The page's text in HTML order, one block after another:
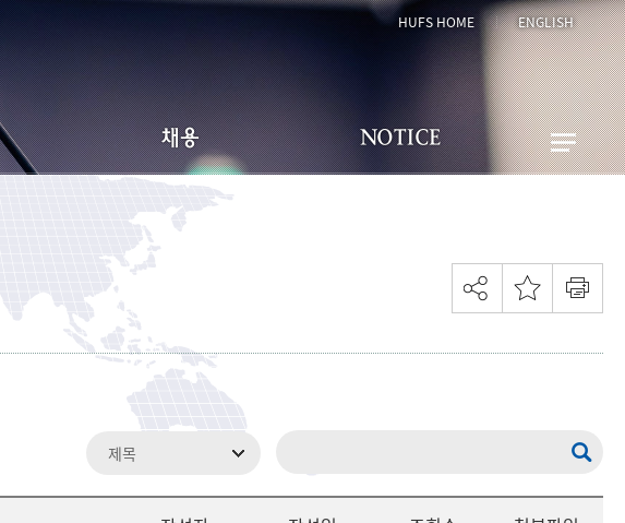
HUFS HOME ENGLISH
채용 NOTICE